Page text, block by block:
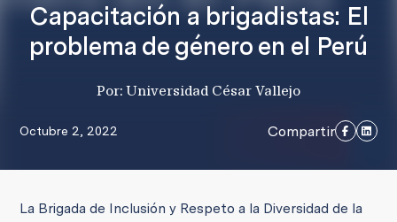
Capacitación a brigadistas: El
problema de género en el Perú
Por: Universidad César Vallejo
Octubre 2, 2022 Compartir
La Brigada de Inclusión y Respeto a la Diversidad de la